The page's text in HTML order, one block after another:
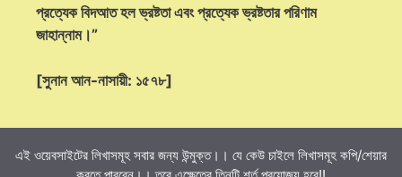
প্রত্যেক বিদআত হল ভ্রষ্টতা এবং প্রত্যেক ভ্রষ্টতার পরিণাম
জাহান্নাম।”
[সুনান আন-নাসায়ী: ১৫৭৮]
এই ওয়েবসাইটের লিখাসমূহ সবার জন্য উন্মুক্ত।। যে কেউ চাইলে লিখাসমূহ কপি/শেয়ার